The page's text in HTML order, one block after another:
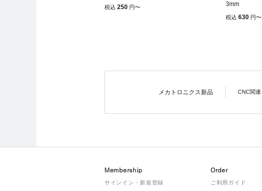
税込 250 円〜
3mm
税込 630 円〜
メカトロニクス新品 CNC関連
Membership
サインイン・新規登録
Order
ご利用ガイド